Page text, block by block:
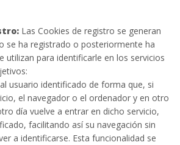
Las Cookies de registro se generan
se ha registrado o posteriormente ha
utilizan para identificarle en los servicios
usuario identificado de forma que, si
el navegador o el ordenador y en otro
día vuelve a entrar en dicho servicio,
facilitando así su navegación sin
a identificarse. Esta funcionalidad se